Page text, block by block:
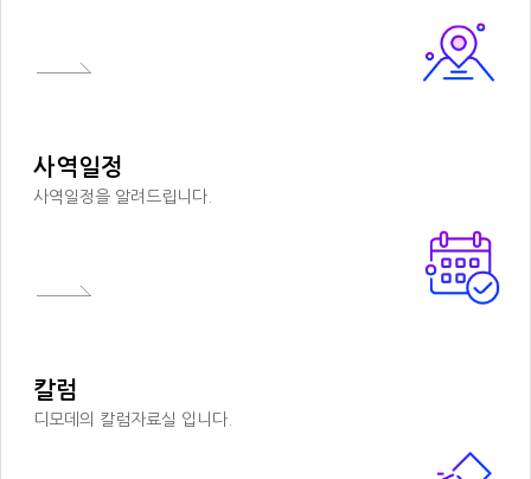
사역일정
사역일정을 알려드립니다.
칼럼
디모데의 칼럼자료실 입니다.